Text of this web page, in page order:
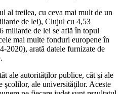
al treilea, cu ceva mai mult de un
de lei), Clujul cu 4,53
miliarde de lei se află în topul
mai multe fonduri europene în
2020), arată datele furnizate de
ale autorităţilor publice, cât şi ale
ale universităţilor. Aceste